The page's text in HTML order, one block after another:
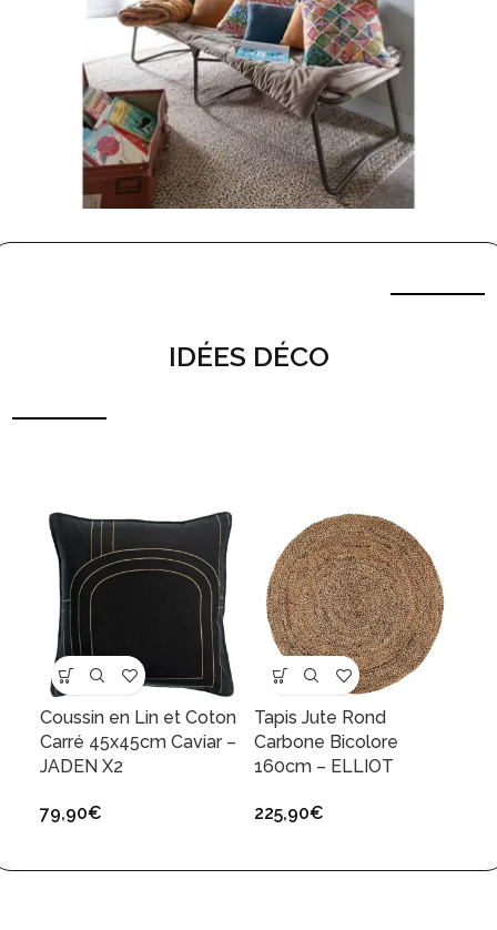
IDÉES DÉCO
Coussin en Lin et Coton
Carré 45x45cm Caviar –
JADEN X2
79,90€
Tapis Jute Rond
Carbone Bicolore
160cm – ELLIOT
225,90€